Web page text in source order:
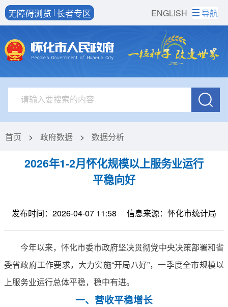
ENGLISH
无障碍浏览 长者专区 导航
首页 > 政府数据 > 数据分析
2026年1-2月怀化规模以上服务业运行
平稳向好
发布时间：2026-04-07 11:58 信息来源：怀化市统计局
今年以来，怀化市委市政府坚决贯彻党中央决策部署和省
委省政府工作要求，大力实施“开局八好”，一季度全市规模以
上服务业运行总体平稳，稳中有进。
一、营收平稳增长